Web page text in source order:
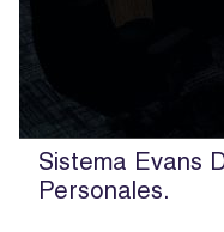
Sistema Evans
Personales.